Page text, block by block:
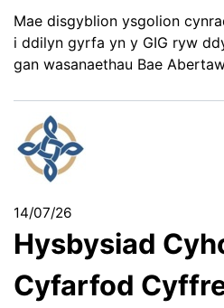
Mae disgyblion ysgolion
i ddilyn gyrfa yn y GIG ryw
gan wasanaethau Bae
14/07/26
Hysbysiad
Cyfarfod